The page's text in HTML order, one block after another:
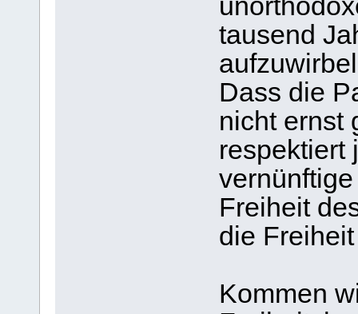
tausend
Dass die
nicht ernst
respektiert
Freiheit
die
Kommen